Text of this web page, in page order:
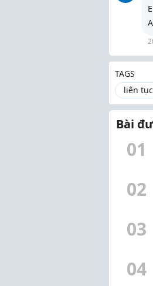
TAGS
liên tục
Bài
01
02
03
04